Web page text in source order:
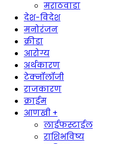
मराठवाडा
देश-विदेश
मनोरंजन
क्रीडा
आरोग्य
अर्थकारण
टेक्नॉलॉजी
राजकारण
क्राईम
आणखी +
लाईफस्टाईल
राशिभविष्य